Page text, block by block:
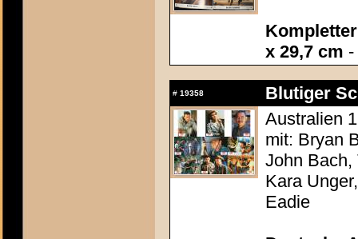
x 29,7 cm
# 19358
Blutiger
Australien
mit: Bryan
John Bach,
Kara
Eadie